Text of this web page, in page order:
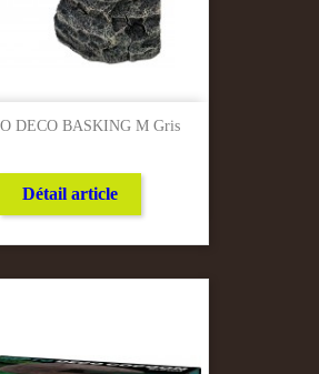
DECO BASKING M Gris
Détail article